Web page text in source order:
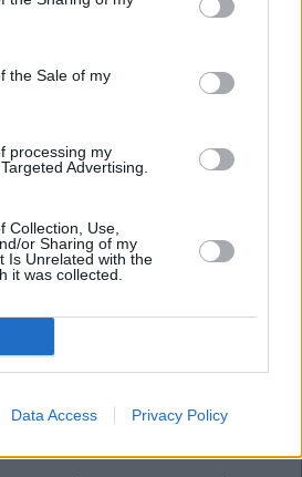
the Sale of my
processing my
Advertising.
Collection, Use,
or Sharing of my
Is Unrelated with the
it was collected.
Data Access Privacy Policy
γιαούρτια της νέας εποχής
νοημοσύνη